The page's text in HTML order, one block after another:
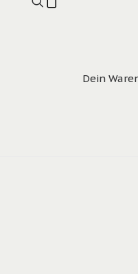
Dein